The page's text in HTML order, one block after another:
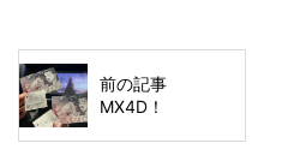
前の記事
MX4D！